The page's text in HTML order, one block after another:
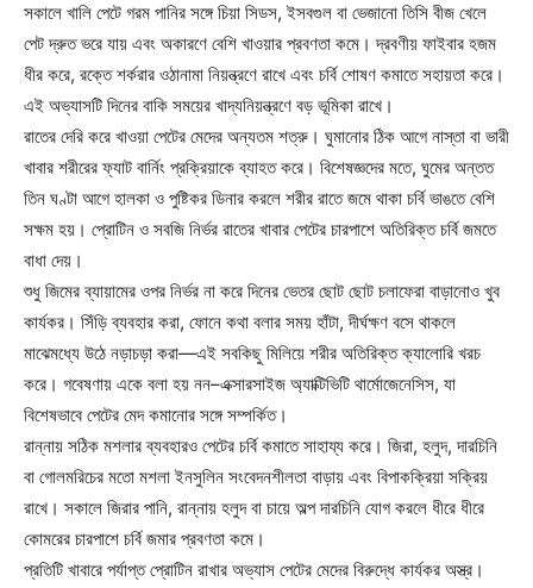
সকালে খালি পেটে গরম পানির সঙ্গে চিয়া সিডস, ইসবগুল বা ভেজানো তিসি বীজ খেলে
পেট দ্রুত ভরে যায় এবং অকারণে বেশি খাওয়ার প্রবণতা কমে। দ্রবণীয় ফাইবার হজম
ধীর করে, রক্তে শর্করার ওঠানামা নিয়ন্ত্রণে রাখে এবং চর্বি শোষণ কমাতে সহায়তা করে।
এই অভ্যাসটি দিনের বাকি সময়ের খাদ্যনিয়ন্ত্রণে বড় ভূমিকা রাখে।
রাতের দেরি করে খাওয়া পেটের মেদের অন্যতম শত্রু। ঘুমানোর ঠিক আগে নাস্তা বা ভারী
খাবার শরীরের ফ্যাট বার্নিং প্রক্রিয়াকে ব্যাহত করে। বিশেষজ্ঞদের মতে, ঘুমের অন্তত
তিন ঘণ্টা আগে হালকা ও পুষ্টিকর ডিনার করলে শরীর রাতে জমে থাকা চর্বি ভাঙতে বেশি
সক্ষম হয়। প্রোটিন ও সবজি নির্ভর রাতের খাবার পেটের চারপাশে অতিরিক্ত চর্বি জমতে
বাধা দেয়।
শুধু জিমের ব্যায়ামের ওপর নির্ভর না করে দিনের ভেতর ছোট ছোট চলাফেরা বাড়ানোও খুব
কার্যকর। সিঁড়ি ব্যবহার করা, ফোনে কথা বলার সময় হাঁটা, দীর্ঘক্ষণ বসে থাকলে
মাঝেমধ্যে উঠে নড়াচড়া করা—এই সবকিছু মিলিয়ে শরীর অতিরিক্ত ক্যালোরি খরচ
করে। গবেষণায় একে বলা হয় নন–এক্সারসাইজ অ্যাক্টিভিটি থার্মোজেনেসিস, যা
বিশেষভাবে পেটের মেদ কমানোর সঙ্গে সম্পর্কিত।
রান্নায় সঠিক মশলার ব্যবহারও পেটের চর্বি কমাতে সাহায্য করে। জিরা, হলুদ, দারচিনি
বা গোলমরিচের মতো মশলা ইনসুলিন সংবেদনশীলতা বাড়ায় এবং বিপাকক্রিয়া সক্রিয়
রাখে। সকালে জিরার পানি, রান্নায় হলুদ বা চায়ে অল্প দারচিনি যোগ করলে ধীরে ধীরে
কোমরের চারপাশে চর্বি জমার প্রবণতা কমে।
প্রতিটি খাবারে পর্যাপ্ত প্রোটিন রাখার অভ্যাস পেটের মেদের বিরুদ্ধে কার্যকর অস্ত্র।